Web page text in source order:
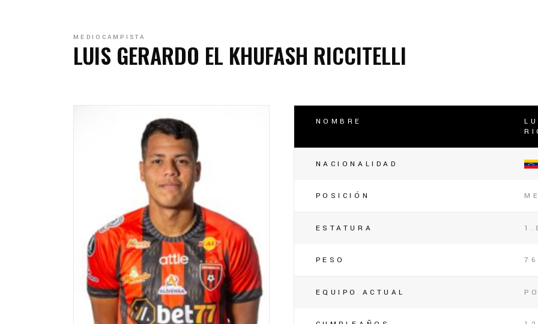
MEDIOCAMPISTA
LUIS GERARDO EL KHUFASH RICCITELLI
NOMBRE
NACIONALIDAD
POSICIÓN
ESTATURA
PESO
EQUIPO ACTUAL